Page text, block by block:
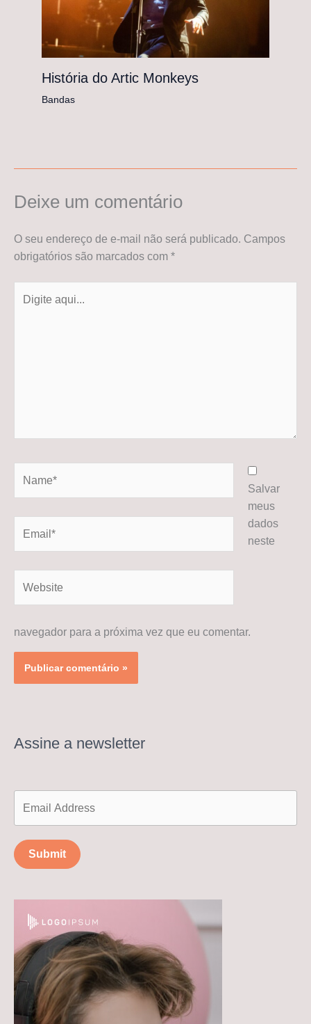
História do Artic Monkeys
Bandas
Deixe um comentário
O seu endereço de e-mail não será publicado. Campos
obrigatórios são marcados com *
aqui...
Salvar
meus
dados
neste
navegador para a próxima vez que eu comentar.
Assine a newsletter
Submit